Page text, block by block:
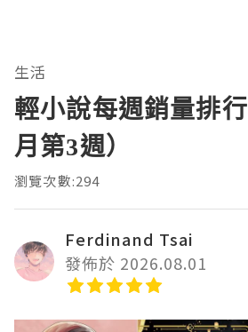
生活
輕小說每週銷量排
月第3週）
瀏覽次數:294
Ferdinand Tsai
發佈於 2026.08.01